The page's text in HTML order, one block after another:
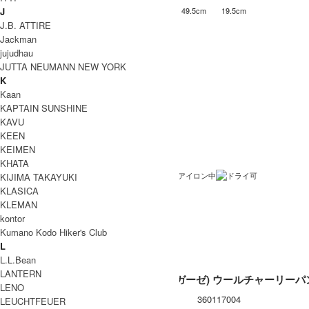
49.5cm 19.5cm
INFORMATION
ブランド名
商品名 ウールチャーリーパンツ
カラー MILK , SCARLET , BLACK
素材
生産国
洗濯表記
裏地 / 透け感
備考
Gauze (ガーゼ) ウールチャーリー
360117004
J
J.B. ATTIRE
Jackman
jujudhau
JUTTA NEUMANN NEW YORK
K
Kaan
KAPTAIN SUNSHINE
KAVU
KEEN
KEIMEN
KHATA
KIJIMA TAKAYUKI
KLASICA
KLEMAN
kontor
Kumano Kodo Hiker's Club
L
L.L.Bean
LANTERN
LENO
LEUCHTFEUER